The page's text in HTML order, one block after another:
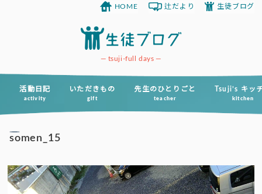
ツ
tsuji-full days
活動日記
activity
いただきもの
gift
先生のひとりごと
teacher
Tsuji’s キッ
kitchen
HOME 辻だより 生徒ブログ
somen_15